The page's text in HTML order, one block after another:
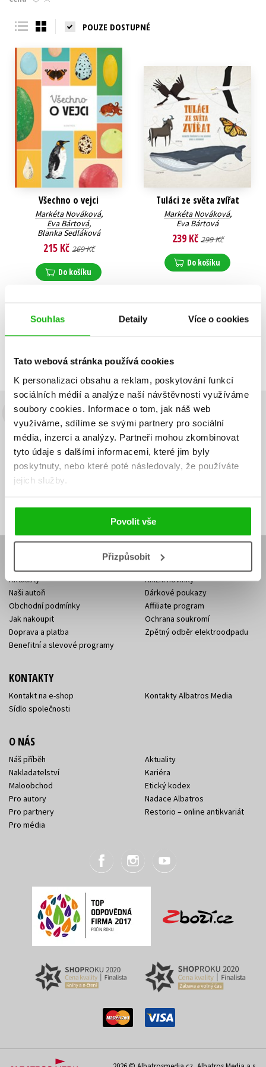
Souhlas Detaily Více o cookies
Tato webová stránka používá cookies
K personalizaci obsahu a reklam, poskytování funkcí
sociálních médií a analýze naší návštěvnosti využíváme
soubory cookies. Informace o tom, jak náš web
využíváme, sdílíme se svými partnery pro sociální
média, inzerci a analýzy. Partneři mohou zkombinovat
tyto údaje s dalšími informacemi, které jim byly
poskytnuty, nebo které poté následovaly, že používáte
jejich služby.
Povolit vše
Přizpůsobit
Young adult (SK)
POUZE DOSTUPNÉ
Všechno o vejci
Markéta Nováková,
Eva Bártová,
Blanka Sedláková
215 Kč 269 Kč
Do košíku
Tuláci ze světa zvířat
Markéta Nováková,
Eva Bártová
239 Kč 299 Kč
Do košíku
Zobraz záznamů
Zobrazuji 1 až 2 z celkem 2 záznamů
Předchozí 1 Další
Budete to vědět jako první!
Zajímá Vás, jaký knižní hit právě vychází, na jaké zboží je výhodná
sleva, jaká běží soutěž o ceny? Přihlášením k odběru našich e-
mailových novineksouhlasíte se zpracováním osobních údajů.
Vaše e-
mailová
adresa
Vaše e-
mailová
adresa
Vaše e-mailová adresa Přihlásit se
Aktuality
Naši autoři
Obchodní podmínky
Jak nakoupit
Doprava a platba
Benefitní a slevové programy
Knižní novinky
Dárkové poukazy
Affiliate program
Ochrana soukromí
Zpětný odběr elektroodpadu
KONTAKTY
Kontakt na e-shop
Sídlo společnosti
Kontakty Albatros Media
O NÁS
Náš příběh
Nakladatelství
Maloobchod
Pro autory
Pro partnery
Pro média
Aktuality
Kariéra
Etický kodex
Nadace Albatros
Restorio – online antikvariát